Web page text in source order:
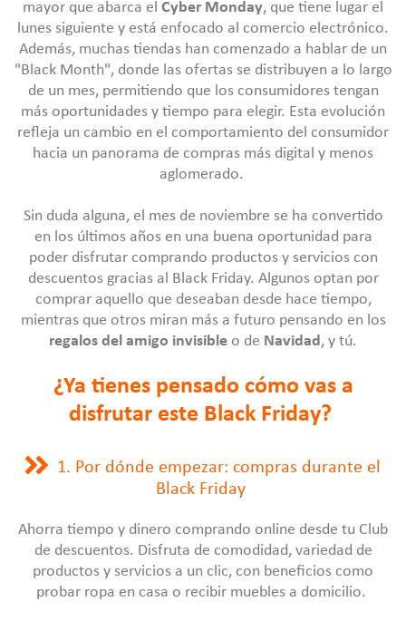
mayor que abarca el Cyber Monday, que tiene lugar el
lunes siguiente y está enfocado al comercio electrónico.
Además, muchas tiendas han comenzado a hablar de un
"Black Month", donde las ofertas se distribuyen a lo largo
de un mes, permitiendo que los consumidores tengan
más oportunidades y tiempo para elegir. Esta evolución
refleja un cambio en el comportamiento del consumidor
hacia un panorama de compras más digital y menos
aglomerado.
Sin duda alguna, el mes de noviembre se ha convertido
en los últimos años en una buena oportunidad para
poder disfrutar comprando productos y servicios con
descuentos gracias al Black Friday. Algunos optan por
comprar aquello que deseaban desde hace tiempo,
mientras que otros miran más a futuro pensando en los
regalos del amigo invisible o de Navidad, y tú.
¿Ya tienes pensado cómo vas a
disfrutar este Black Friday?
1. Por dónde empezar: compras durante el
Black Friday
Ahorra tiempo y dinero comprando online desde tu Club
de descuentos. Disfruta de comodidad, variedad de
productos y servicios a un clic, con beneficios como
probar ropa en casa o recibir muebles a domicilio.